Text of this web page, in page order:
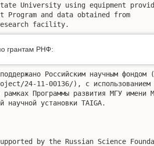
State University using equipment
Program and data obtained from
facility.
грантам РНФ:
Российским научным
24-11-00136/), с использованием
рамках Программы развития МГУ имени
научной установки TAIGA.
by the Russian Science